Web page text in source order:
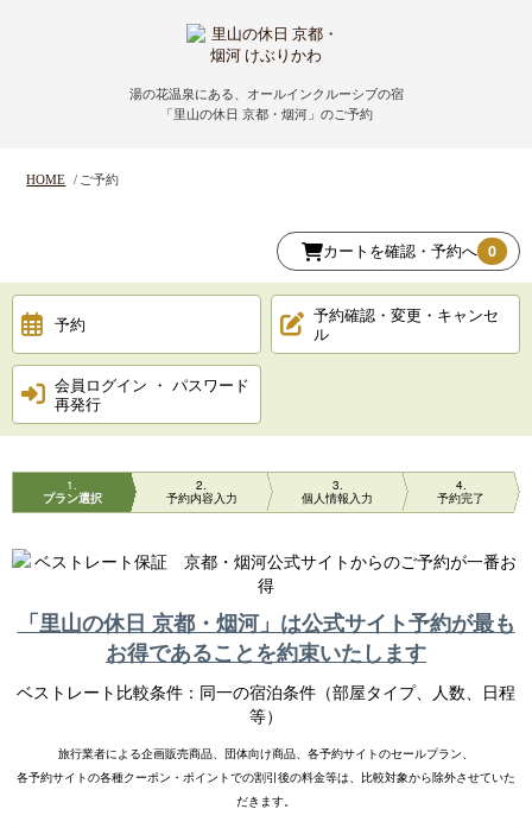
湯の花温泉にある、オールインクルーシブの宿
「里山の休日 京都・烟河」のご予約
HOME ご予約
カートを確認・予約へ 0
予約
予約確認・変更・キャンセ
ル
会員ログイン ・ パスワード
再発行
1
プラン選択
2
予約内容入力
3
個人情報入力
4
予約完了
「里山の休日 京都・烟河」は公式サイト予約が最も
お得であることを約束いたします
ベストレート比較条件：同一の宿泊条件（部屋タイプ、人数、日程
等）
旅行業者による企画販売商品、団体向け商品、各予約サイトのセールプラン、
各予約サイトの各種クーポン・ポイントでの割引後の料金等は、比較対象から除外させていた
だきます。
― 石窯ダイニングはなり （夕食）
― 里山ダイニング大地 （朝食）
お部屋
― 露天風呂付客室
まるごとおもてなし
アクセス
烟河での過ごし方
DAY TRIP